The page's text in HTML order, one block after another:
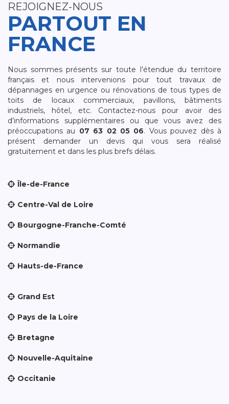
REJOIGNEZ-NOUS
PARTOUT EN
FRANCE
Nous sommes présents sur toute l’étendue du territoire
français et nous intervenions pour tout travaux de
dépannages en urgence ou rénovations de tous types de
toits de locaux commerciaux, pavillons, bâtiments
industriels, hôtel, etc. Contactez-nous pour avoir des
d’informations supplémentaires ou que vous avez des
préoccupations au 07 63 02 05 06. Vous pouvez dès à
présent demander un devis qui vous sera réalisé
gratuitement et dans les plus brefs délais.
Île-de-France
Centre-Val de Loire
Bourgogne-Franche-Comté
Normandie
Hauts-de-France
Grand Est
Pays de la Loire
Bretagne
Nouvelle-Aquitaine
Occitanie